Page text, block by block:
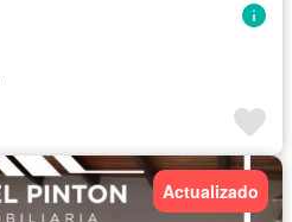
Actualizado